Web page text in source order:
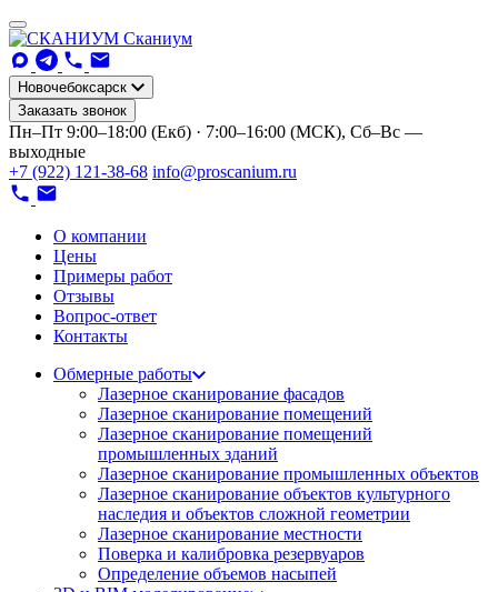
Сканиум
Новочебоксарск
Заказать звонок
Пн–Пт 9:00–18:00 (Екб) · 7:00–16:00 (МСК), Сб–Вс —
выходные
+7 (922) 121-38-68 info@proscanium.ru
О компании
Цены
Примеры работ
Отзывы
Вопрос-ответ
Контакты
Обмерные работы
Лазерное сканирование фасадов
Лазерное сканирование помещений
Лазерное сканирование помещений
промышленных зданий
Лазерное сканирование промышленных объектов
Лазерное сканирование объектов культурного
наследия и объектов сложной геометрии
Лазерное сканирование местности
Поверка и калибровка резервуаров
Определение объемов насы​​пей